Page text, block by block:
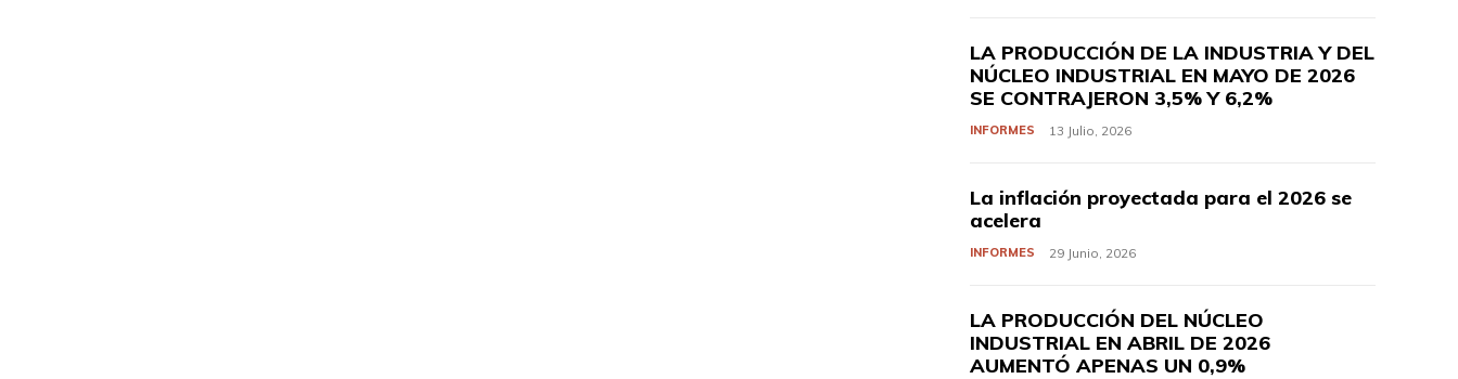
LA PRODUCCIÓN DE LA INDUSTRIA Y DEL
NÚCLEO INDUSTRIAL EN MAYO DE 2026
SE CONTRAJERON 3,5% Y 6,2%
INFORMES 13 Julio, 2026
La inflación proyectada para el 2026 se
acelera
INFORMES 29 Junio, 2026
LA PRODUCCIÓN DEL NÚCLEO
INDUSTRIAL EN ABRIL DE 2026
AUMENTÓ APENAS UN 0,9%